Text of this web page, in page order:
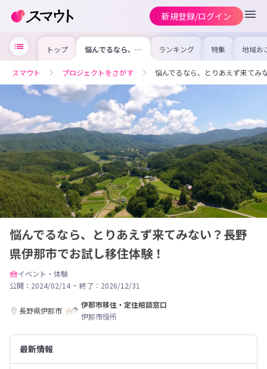
新規登録/ログイン
トップ 悩んでるなら、と
りあえず来てみな
でお試し移住体
験！
ランキング 特集 地域お
の求
を集め
事内容
を比較
合った
スマウト プロジェクトをさがす 悩んでるなら、とりあえず来てみ
悩んでるなら、とりあえず来てみない？長野
県伊那市でお試し移住体験！
イベント・体験
公開：2024/02/14 ~ 終了：2026/12/31
長野県伊那市
伊那市移住・定住相談窓口
伊那市役所
最新情報